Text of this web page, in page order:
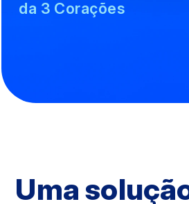
da 3 Corações
Uma